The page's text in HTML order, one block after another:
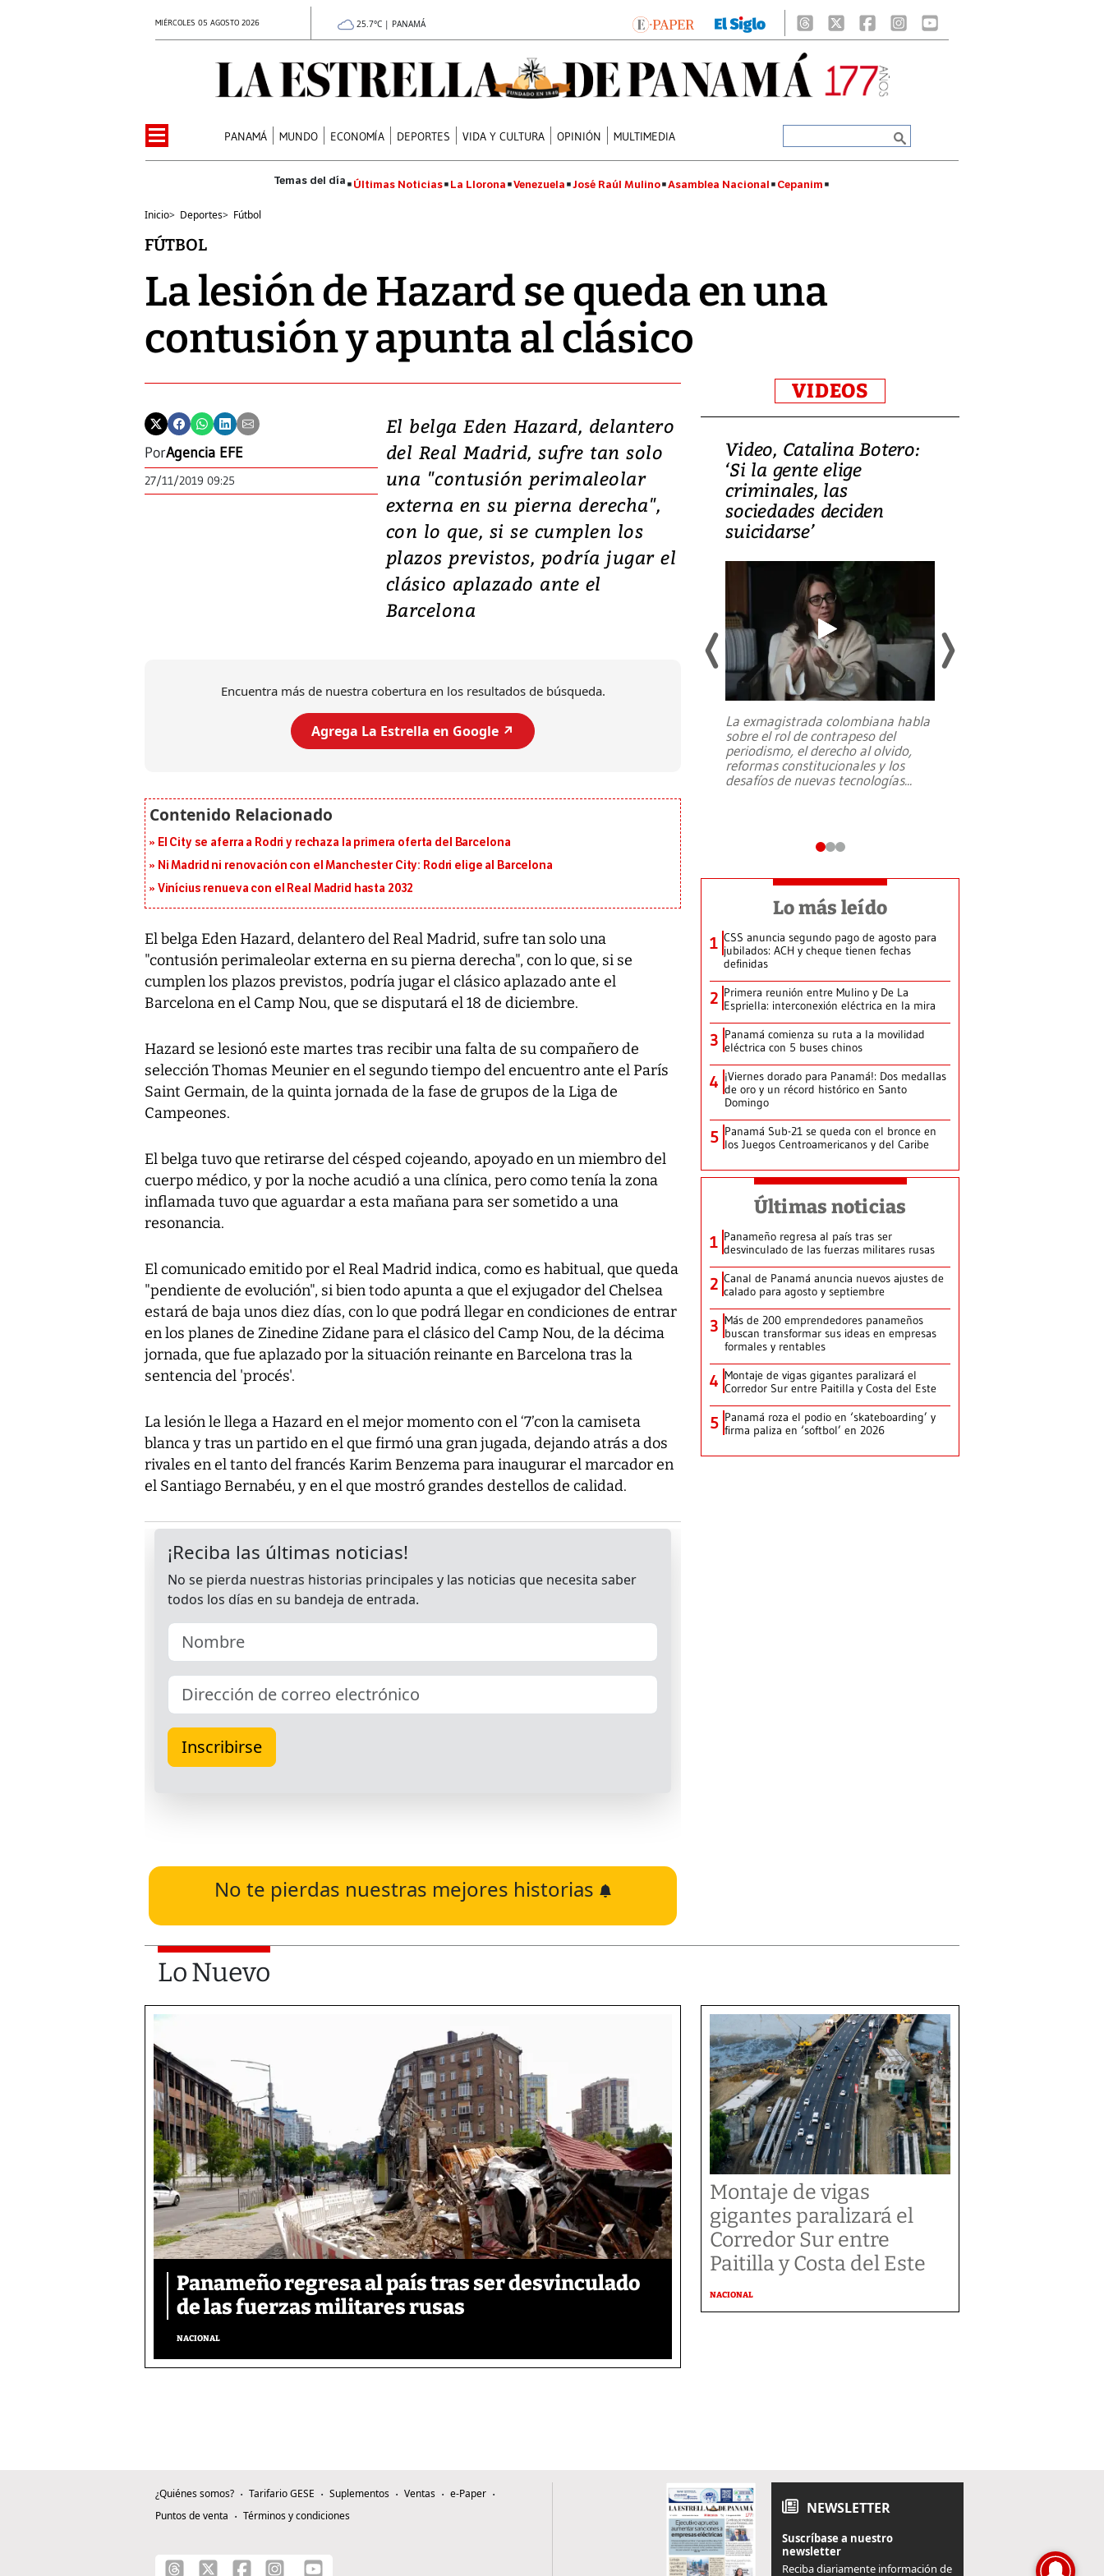
MIÉRCOLES 05 AGOSTO 2026 25.7°C | PANAMÁ
PANAMÁ MUNDO ECONOMÍA DEPORTES VIDA Y CULTURA OPINIÓN MULTIMEDIA
Últimas Noticias La Llorona Venezuela José Raúl Mulino Asamblea Nacional Cepanim
Inicio> Deportes> Fútbol
FÚTBOL
La lesión de Hazard se queda en una
contusión y apunta al clásico
PorAgencia EFE
27/11/2019 09:25
El belga Eden Hazard, delantero
del Real Madrid, sufre tan solo
una "contusión perimaleolar
externa en su pierna derecha",
con lo que, si se cumplen los
plazos previstos, podría jugar el
clásico aplazado ante el
Barcelona
Encuentra más de nuestra cobertura en los resultados de búsqueda.
Agrega La Estrella en Google ↗️
El City se aferra a Rodri y rechaza la primera oferta del Barcelona
Ni Madrid ni renovación con el Manchester City: Rodri elige al Barcelona
Vinícius renueva con el Real Madrid hasta 2032
El belga Eden Hazard, delantero del Real Madrid, sufre tan solo una
"contusión perimaleolar externa en su pierna derecha", con lo que, si se
cumplen los plazos previstos, podría jugar el clásico aplazado ante el
Barcelona en el Camp Nou, que se disputará el 18 de diciembre.
Hazard se lesionó este martes tras recibir una falta de su compañero de
selección Thomas Meunier en el segundo tiempo del encuentro ante el París
Saint Germain, de la quinta jornada de la fase de grupos de la Liga de
Campeones.
El belga tuvo que retirarse del césped cojeando, apoyado en un miembro del
cuerpo médico, y por la noche acudió a una clínica, pero como tenía la zona
inflamada tuvo que aguardar a esta mañana para ser sometido a una
resonancia.
El comunicado emitido por el Real Madrid indica, como es habitual, que queda
"pendiente de evolución", si bien todo apunta a que el exjugador del Chelsea
estará de baja unos diez días, con lo que podrá llegar en condiciones de entrar
en los planes de Zinedine Zidane para el clásico del Camp Nou, de la décima
jornada, que fue aplazado por la situación reinante en Barcelona tras la
sentencia del 'procés'.
La lesión le llega a Hazard en el mejor momento con el ‘7’con la camiseta
blanca y tras un partido en el que firmó una gran jugada, dejando atrás a dos
rivales en el tanto del francés Karim Benzema para inaugurar el marcador en
el Santiago Bernabéu, y en el que mostró grandes destellos de calidad.
No te pierdas nuestras mejores historias
VIDEOS
Video, Japón: Terremoto
deja heridos y graves
daños en Kumamoto
7,1 se registró este martes 28 de
julio en la prefectura de Kumamoto,
al sur de Japón, provocando una
emergencia de gran
Video, Catalina Botero:
‘Si la gente elige
criminales, las
sociedades deciden
suicidarse’
La exmagistrada colombiana habla
sobre el rol de contrapeso del
periodismo, el derecho al olvido,
reformas constitucionales y los
desafíos de nuevas tecnologías...
Lo más leído
1 CSS anuncia segundo pago de agosto para
jubilados: ACH y cheque tienen fechas
definidas
2 Primera reunión entre Mulino y De La
Espriella: interconexión eléctrica en la mira
3 Panamá comienza su ruta a la movilidad
eléctrica con 5 buses chinos
4 ¡Viernes dorado para Panamá!: Dos medallas
de oro y un récord histórico en Santo
Domingo
5 Panamá Sub-21 se queda con el bronce en
los Juegos Centroamericanos y del Caribe
Últimas noticias
1 Panameño regresa al país tras ser
desvinculado de las fuerzas militares rusas
2 Canal de Panamá anuncia nuevos ajustes de
calado para agosto y septiembre
3 Más de 200 emprendedores panameños
buscan transformar sus ideas en empresas
formales y rentables
4 Montaje de vigas gigantes paralizará el
Corredor Sur entre Paitilla y Costa del Este
5 Panamá roza el podio en ‘skateboarding’ y
firma paliza en ‘softbol’ en 2026
Lo Nuevo
Panameño regresa al país tras ser desvinculado
de las fuerzas militares rusas
NACIONAL
Montaje de vigas
gigantes paralizará el
Corredor Sur entre
Paitilla y Costa del Este
NACIONAL
¿Quiénes somos? Tarifario GESE Suplementos Ventas
e-Paper
Puntos de venta
Términos y condiciones NEWSLETTER
Suscríbase a nuestro
newsletter
Reciba diariamente información de